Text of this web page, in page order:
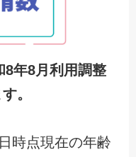
8年8月利用調整
。
時点現在の年齢